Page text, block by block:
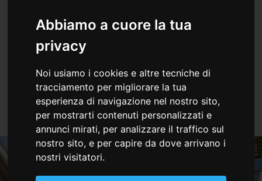
Abbiamo a cuore la tua
privacy
Noi usiamo i cookies e altre tecniche di
tracciamento per migliorare la tua
esperienza di navigazione nel nostro sito,
per mostrarti contenuti personalizzati e
annunci mirati, per analizzare il traffico sul
nostro sito, e per capire da dove arrivano i
nostri visitatori.
EnerProject sviluppa progetti diefficienza
energeticaper le aziende, mettendo in campo tutte
pluriennale maturata fornendo servizi in qualità di
ESCo certificata.